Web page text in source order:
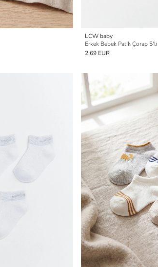
LCW baby
Erkek Bebek Patik Çorap 5'li
2.69 EUR